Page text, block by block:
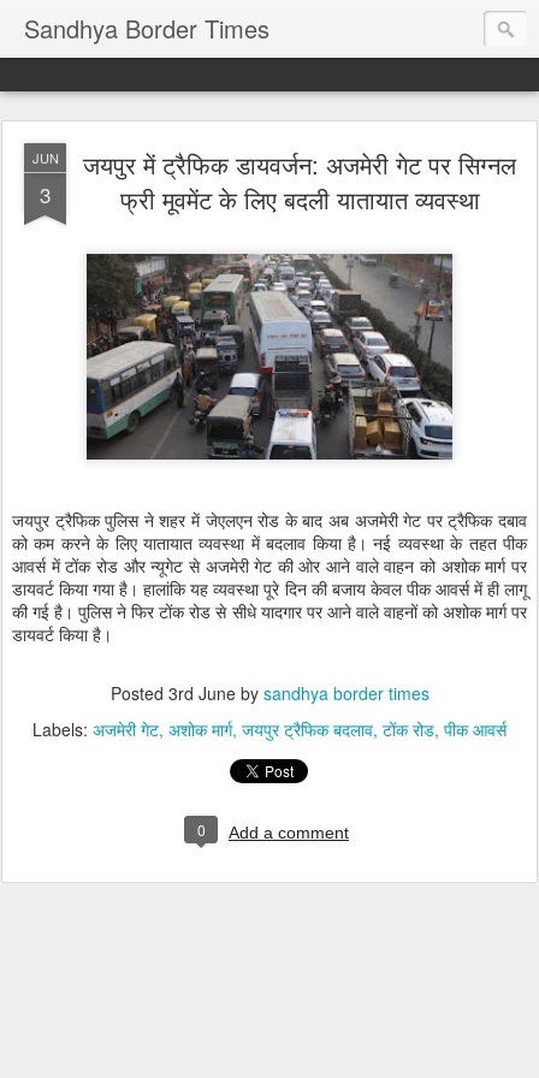
Sandhya Border Times
JUN
3
जयपुर में ट्रैफिक डायवर्जन: अजमेरी गेट पर सिग्नल
फ्री मूवमेंट के लिए बदली यातायात व्यवस्था
जयपुर ट्रैफिक पुलिस ने शहर में जेएलएन रोड के बाद अब अजमेरी गेट पर ट्रैफिक दबाव
को कम करने के लिए यातायात व्यवस्था में बदलाव किया है। नई व्यवस्था के तहत पीक
आवर्स में टोंक रोड और न्यूगेट से अजमेरी गेट की ओर आने वाले वाहन को अशोक मार्ग पर
डायवर्ट किया गया है। हालांकि यह व्यवस्था पूरे दिन की बजाय केवल पीक आवर्स में ही लागू
की गई है। पुलिस ने फिर टोंक रोड से सीधे यादगार पर आने वाले वाहनों को अशोक मार्ग पर
डायवर्ट किया है।
Posted 3rd Juneby sandhya border times
Labels: अजमेरी गेट अशोक मार्ग जयपुर ट्रैफिक बदलाव टोंक रोड पीक आवर्स
0 Add a comment